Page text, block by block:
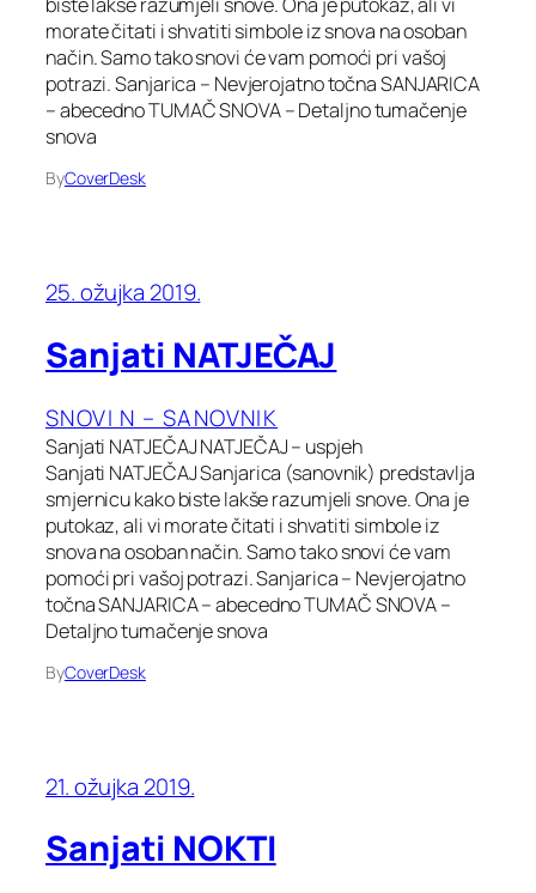
morate čitati i shvatiti simbole iz snova na osoban
način. Samo tako snovi će vam pomoći pri vašoj
potrazi. Sanjarica – Nevjerojatno točna SANJARICA
– abecedno TUMAČ SNOVA – Detaljno tumačenje
snova
ByCoverDesk
25. ožujka 2019.
Sanjati NATJEČAJ
SNOVI N – SANOVNIK
Sanjati NATJEČAJ NATJEČAJ – uspjeh
Sanjati NATJEČAJ Sanjarica (sanovnik) predstavlja
smjernicu kako biste lakše razumjeli snove. Ona je
putokaz, ali vi morate čitati i shvatiti simbole iz
snova na osoban način. Samo tako snovi će vam
pomoći pri vašoj potrazi. Sanjarica – Nevjerojatno
točna SANJARICA – abecedno TUMAČ SNOVA –
Detaljno tumačenje snova
ByCoverDesk
21. ožujka 2019.
Sanjati NOKTI